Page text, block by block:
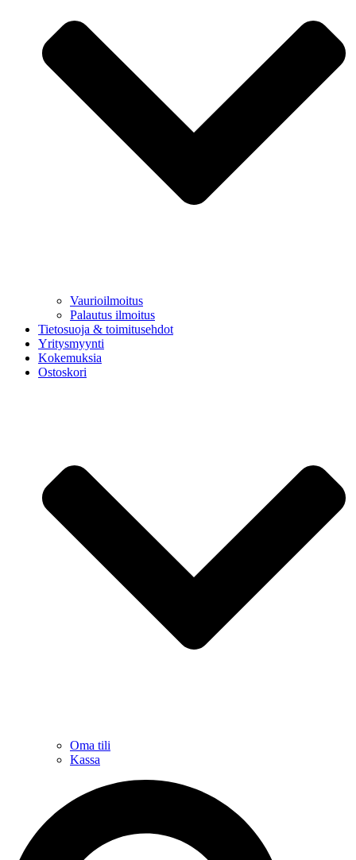
Vaurioilmoitus
Palautus ilmoitus
Tietosuoja & toimitusehdot
Yritysmyynti
Kokemuksia
Ostoskori
Oma tili
Kassa